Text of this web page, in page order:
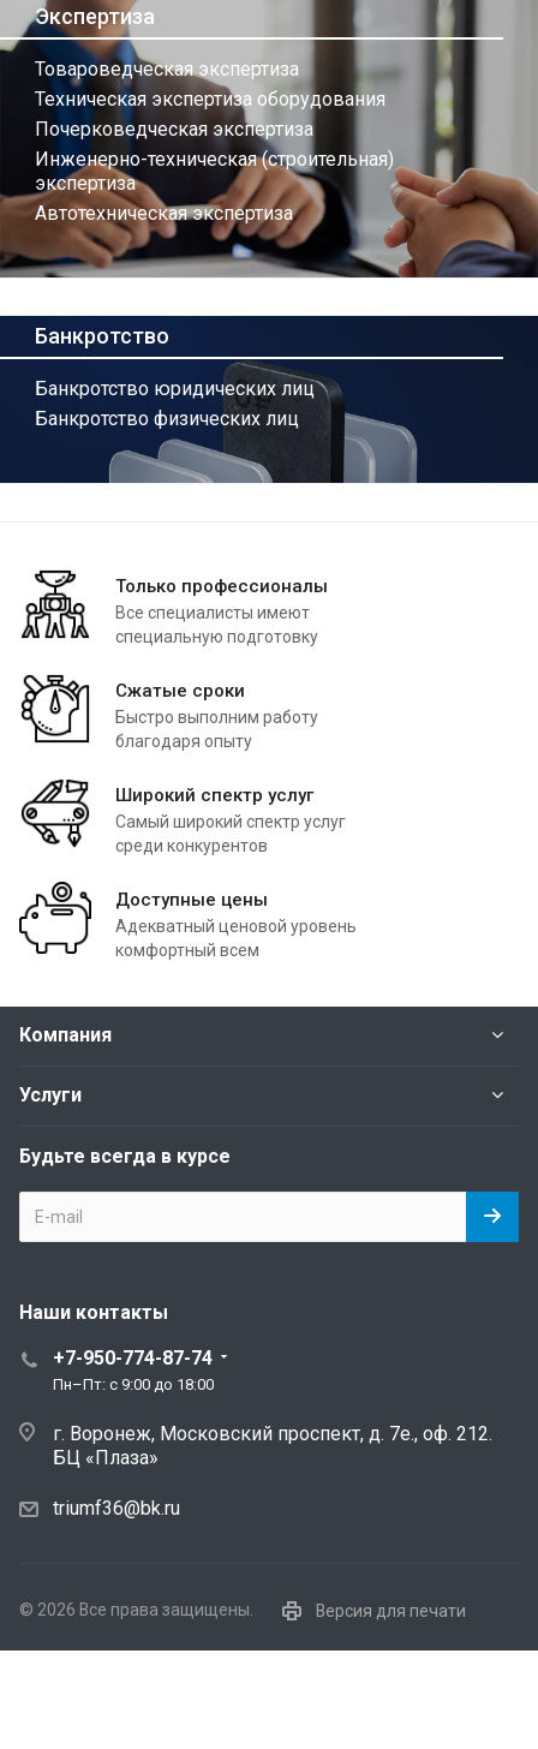
Экспертиза
Товароведческая экспертиза
Техническая экспертиза оборудования
Почерковедческая экспертиза
Инженерно-техническая (строительная)
экспертиза
Автотехническая экспертиза
Банкротство
Банкротство юридических лиц
Банкротство физических лиц
Только профессионалы
Все специалисты имеют
специальную подготовку
Сжатые сроки
Быстро выполним работу
благодаря опыту
Широкий спектр услуг
Самый широкий спектр услуг
среди конкурентов
Доступные цены
Адекватный ценовой уровень
комфортный всем
Компания
Услуги
Будьте всегда в курсе
Наши контакты
+7-950-774-87-74
Пн–Пт: с 9:00 до 18:00
г. Воронеж, Московский проспект, д. 7е., оф. 212.
БЦ «Плаза»
triumf36@bk.ru
© 2026 Все права защищены. Версия для печати